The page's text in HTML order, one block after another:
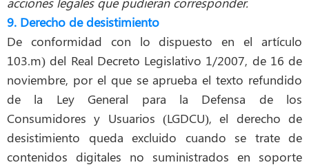
9. Derecho de desistimiento
De conformidad con lo dispuesto en el artículo
103.m) del Real Decreto Legislativo 1/2007, de 16 de
noviembre, por el que se aprueba el texto refundido
de la Ley General para la Defensa de los
Consumidores y Usuarios (LGDCU), el derecho de
desistimiento queda excluido cuando se trate de
contenidos digitales no suministrados en soporte